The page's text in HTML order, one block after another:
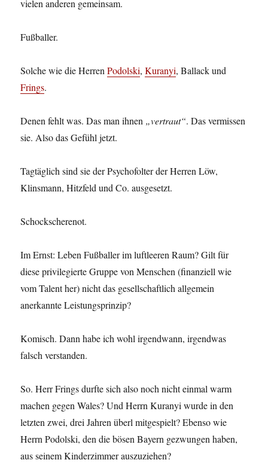
vielen anderen gemeinsam.
Fußballer.
Solche wie die HerrenPodolski,Kuranyi, Ballack und
Frings.
Denen fehlt was. Das man ihnen „vertraut“. Das vermissen
sie. Also das Gefühl jetzt.
Tagtäglich sind sie der Psychofolter der Herren Löw,
Klinsmann, Hitzfeld und Co. ausgesetzt.
Schockscherenot.
Im Ernst: Leben Fußballer im luftleeren Raum? Gilt für
diese privilegierte Gruppe von Menschen (finanziell wie
vom Talent her) nicht das gesellschaftlich allgemein
anerkannte Leistungsprinzip?
Komisch. Dann habe ich wohl irgendwann, irgendwas
falsch verstanden.
So. Herr Frings durfte sich also noch nicht einmal warm
machen gegen Wales? Und Herrn Kuranyi wurde in den
letzten zwei, drei Jahren überl mitgespielt? Ebenso wie
Herrn Podolski, den die bösen Bayern gezwungen haben,
aus seinem Kinderzimmer auszuziehen?